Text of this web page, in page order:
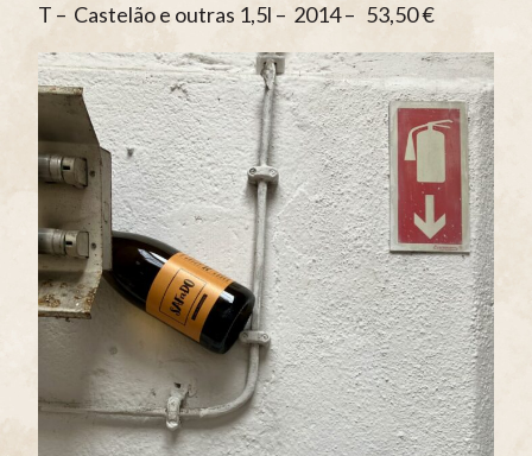
T – Castelão e outras 1,5l – 2014 – 53,50 €